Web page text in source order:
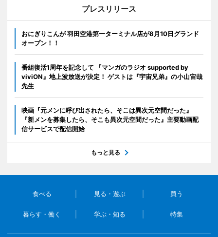
プレスリリース
おにぎりこんが 羽田空港第一ターミナル店が8月10日グランド
オープン！！
番組復活1周年を記念して 『マンガのラジオ supported by
viviON』地上波放送が決定！ ゲストは『宇宙兄弟』の小山宙哉
先生
映画『元メンに呼び出されたら、そこは異次元空間だった』
『新メンを募集したら、そこも異次元空間だった』主要動画配
信サービスで配信開始
もっと見る
食べる 見る・遊ぶ 買う
暮らす・働く 学ぶ・知る 特集